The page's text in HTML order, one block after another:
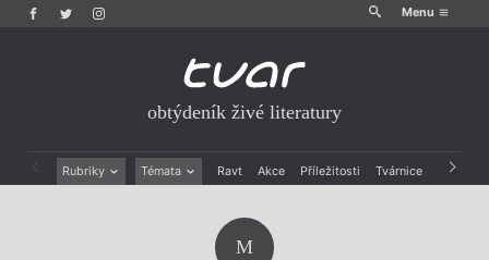
Menu
obtýdeník živé literatury
Rubriky Témata Ravt Akce Příležitosti Tvárnice Archiv
M